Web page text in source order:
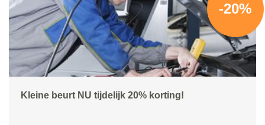
-20%
Kleine beurt NU tijdelijk 20% korting!